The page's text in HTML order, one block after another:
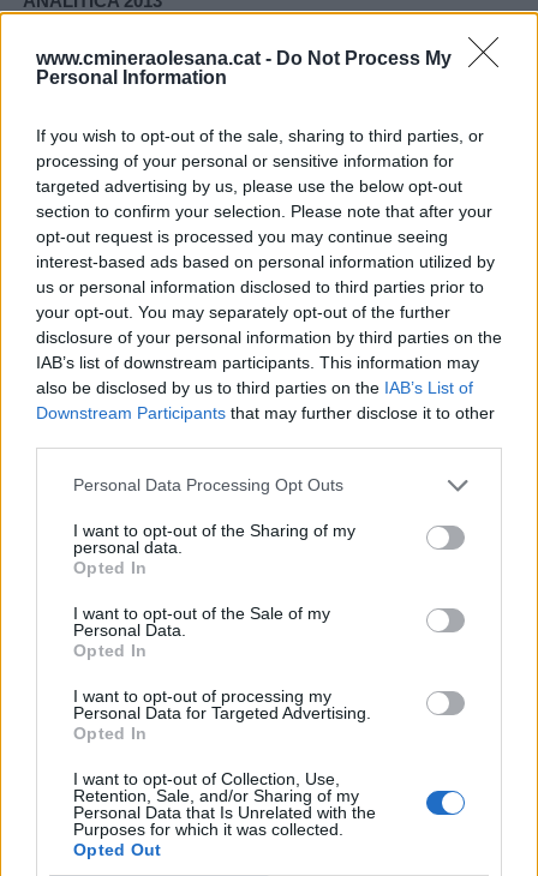
www.cmineraolesana.cat - Do Not Process My
Personal Information
If you wish to opt-out of the sale, sharing to third parties, or
processing of your personal or sensitive information for
targeted advertising by us, please use the below opt-out
section to confirm your selection. Please note that after your
opt-out request is processed you may continue seeing
interest-based ads based on personal information utilized by
us or personal information disclosed to third parties prior to
your opt-out. You may separately opt-out of the further
disclosure of your personal information by third parties on the
IAB’s list of downstream participants. This information may
also be disclosed by us to third parties on the IAB’s List of
Downstream Participants that may further disclose it to other
Personal Data Processing Opt Outs
I want to opt-out of the Sharing of my
personal data.
Opted In
I want to opt-out of the Sale of my
Personal Data.
Opted In
I want to opt-out of processing my
Personal Data for Targeted Advertising.
Opted In
I want to opt-out of Collection, Use,
Retention, Sale, and/or Sharing of my
Personal Data that Is Unrelated with the
Purposes for which it was collected.
Opted Out
Veure el document
COMUNICAT MARÇ
ANALÍTICA 2012
Veure el document
ANALÍTICA 2011
Veure el document
INFORME JULIOL
Veure document
ACORDS PRESSOS ASSEMBLEA
Veure el document
SITUACIÓ ACTUAL
10È ANIVERSARI
Veure el document
Veure el document
Veure el document
RRI 15 GENER
INTRODUCCIÓ TARIFES
Veure el document